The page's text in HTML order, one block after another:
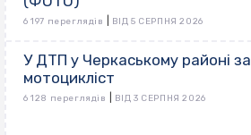
6 197 переглядів ВІД 5 СЕРПНЯ 2026
У ДТП у Черкаському районі
мотоцикліст
6 128 переглядів ВІД 3 СЕРПНЯ 2026